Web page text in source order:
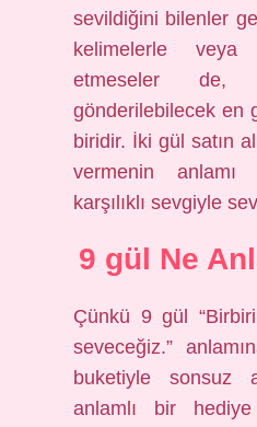
sevildiğini bilenler
kelimelerle
etmeseler de,
gönderilebilecek en
biridir. İki gül satın
vermenin anlamı
karşılıklı sevgiyle
9 gül Ne
Çünkü 9 gül
seveceğiz.”
buketiyle sonsuz
anlamlı bir hediye